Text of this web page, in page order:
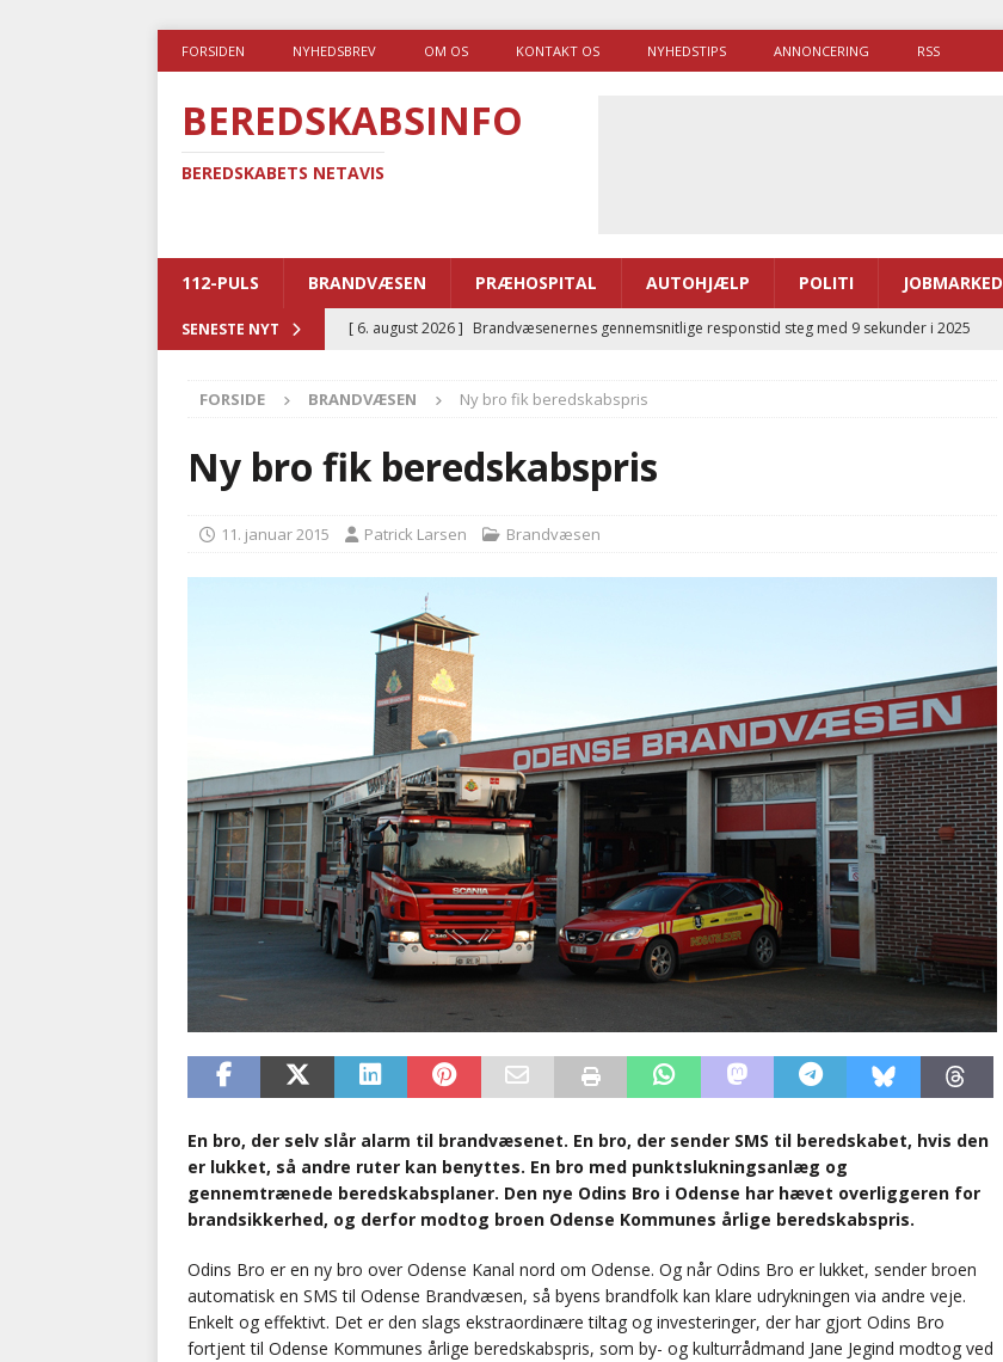
FORSIDEN NYHEDSBREV OM OS KONTAKT OS NYHEDSTIPS ANNONCERING RSS
BEREDSKABSINFO
BEREDSKABETS NETAVIS
112-PULS BRANDVÆSEN PRÆHOSPITAL AUTOHJÆLP POLITI JOBMARKED
SENESTE NYT [ 6. august 2026 ] Brandvæsenernes gennemsnitlige responstid steg med 9 sekunder i 2025
[ 5. august 2026 ] Advarer: Udløb af sygetransporttilladelser kan sende 400.000 kørsler over
i det offentlige
PRÆHOSPITAL
Ny ambulance og el-sygetransportvogn til Samsø
[ 4. august 2026 ]
Brandvæsenerne brugte lidt længere tid på at komme af sted i 2025
[ 7. august 2026 ]
nødsporet
AUTOHJÆLP
FORSIDE BRANDVÆSEN Ny bro fik beredskabspris
Ny bro fik beredskabspris
11. januar 2015 Patrick Larsen Brandvæsen
En bro, der selv slår alarm til brandvæsenet. En bro, der sender SMS til beredskabet, hvis den
er lukket, så andre ruter kan benyttes. En bro med punktslukningsanlæg og
gennemtrænede beredskabsplaner. Den nye Odins Bro i Odense har hævet overliggeren for
brandsikkerhed, og derfor modtog broen Odense Kommunes årlige beredskabspris.
Odins Bro er en ny bro over Odense Kanal nord om Odense. Og når Odins Bro er lukket, sender broen
automatisk en SMS til Odense Brandvæsen, så byens brandfolk kan klare udrykningen via andre veje.
Enkelt og effektivt. Det er den slags ekstraordinære tiltag og investeringer, der har gjort Odins Bro
fortjent til Odense Kommunes årlige beredskabspris, som by- og kulturrådmand Jane Jegind modtog ved